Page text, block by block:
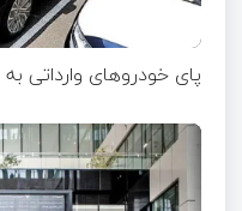
پای خودروهای وارداتی